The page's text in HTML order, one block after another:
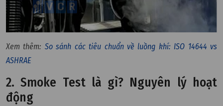
Xem thêm: So sánh các tiêu chuẩn về luồng khí: ISO 14644 vs
ASHRAE
2. Smoke Test là gì? Nguyên lý hoạt
động